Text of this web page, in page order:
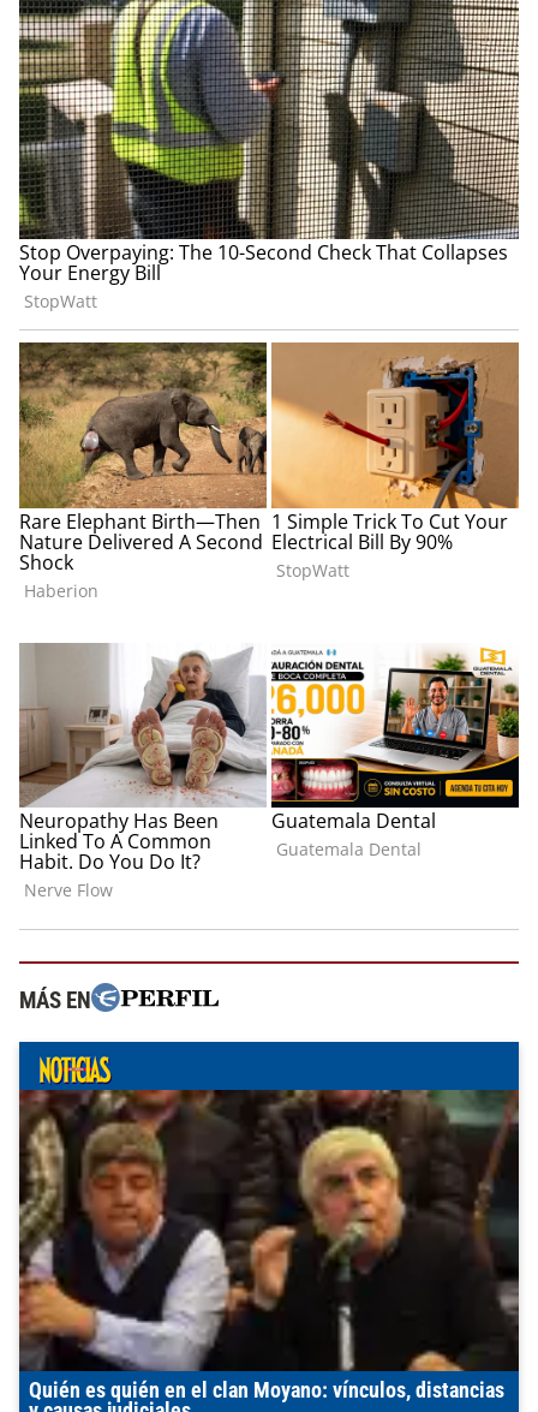
MÁS EN
Quién es quién en el clan Moyano: vínculos, distancias